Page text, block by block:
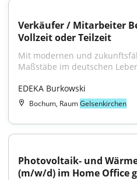
Verkäufer / Mitarbeiter
Vollzeit oder Teilzeit
Mit modernen und
Maßstäbe im deutschen
EDEKA Burkowski
Bochum, RaumGelsenkirchen
Photovoltaik- und
(m/w/d) im Home Office